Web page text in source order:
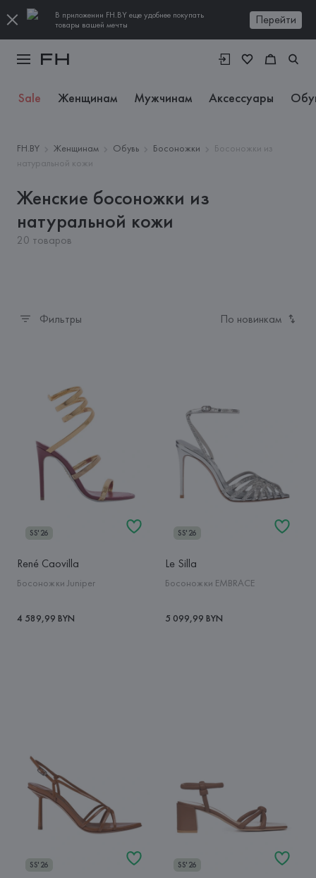
В приложении FH.BY еще удобнее покупать
товары вашей мечты
Перейти
Sale Женщинам Мужчинам Аксессуары
FH.BY Женщинам Обувь Босоножки
Босоножки из
натуральной кожи
Женские босоножки из
натуральной кожи
20 товаров
Фильтры По новинкам
SS'26
René Caovilla
Босоножки Juniper
4 589,99 BYN
SS'26
Le Silla
Босоножки EMBRACE
5 099,99 BYN
SS'26 SS'26